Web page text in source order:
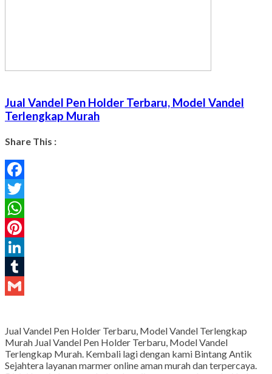
Jual Vandel Pen Holder Terbaru, Model Vandel
Terlengkap Murah
Share This :
Facebook
Twitter
WhatsApp
Pinterest
LinkedIn
Tumblr
Jual Vandel Pen Holder Terbaru, Model Vandel Terlengkap
Murah Jual Vandel Pen Holder Terbaru, Model Vandel
Terlengkap Murah. Kembali lagi dengan kami Bintang Antik
Sejahtera layanan marmer online aman murah dan terpercaya.